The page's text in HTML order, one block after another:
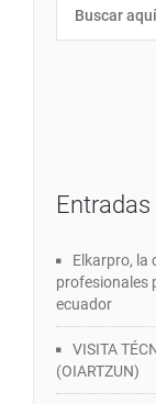
Elkarpro, la
profesionales
ecuador
VISITA
(OIARTZUN)